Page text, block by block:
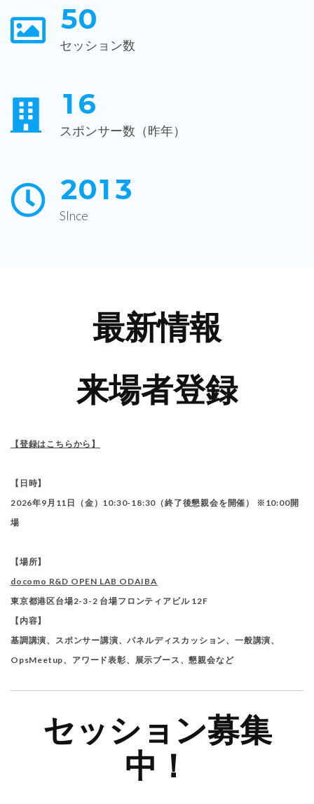
セッション数
50
スポンサー数（昨年）
1 6
SInce
2013
最新情報
来場者登録
【登録はこちらから】
【日時】
2026年9月11日（金）10:30-18:30（終了後懇親会を開催） ※10:00開
場
【場所】
docomo R&D OPEN LAB ODAIBA
東京都港区台場2-3-2 台場フロンティアビル 12F
【内容】
基調講演、スポンサー講演、パネルディスカッション、一般講演、
OpsMeetup、アワード表彰、展示ブース、懇親会など
セッション募集
中！